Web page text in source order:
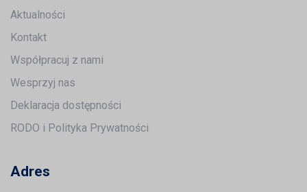
Aktualności
Kontakt
Współpracuj z nami
Wesprzyj nas
Deklaracja dostępności
RODO i Polityka Prywatności
Adres